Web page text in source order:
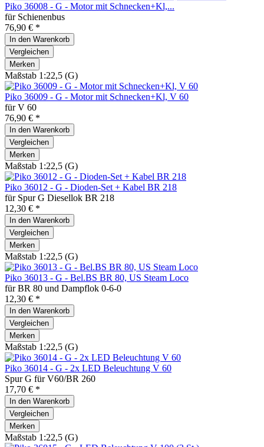
Piko 36008 - G - Motor mit Schnecken+Kl,...
für Schienenbus
76,90 € *
In den Warenkorb
Vergleichen
Merken
Maßstab 1:22,5 (G)
Piko 36009 - G - Motor mit Schnecken+Kl, V 60
für V 60
76,90 € *
In den Warenkorb
Vergleichen
Merken
Maßstab 1:22,5 (G)
Piko 36012 - G - Dioden-Set + Kabel BR 218
für Spur G Diesellok BR 218
12,30 € *
In den Warenkorb
Vergleichen
Merken
Maßstab 1:22,5 (G)
Piko 36013 - G - Bel.BS BR 80, US Steam Loco
für BR 80 und Dampflok 0-6-0
12,30 € *
In den Warenkorb
Vergleichen
Merken
Maßstab 1:22,5 (G)
Piko 36014 - G - 2x LED Beleuchtung V 60
Spur G für V60/BR 260
17,70 € *
In den Warenkorb
Vergleichen
Merken
Maßstab 1:22,5 (G)